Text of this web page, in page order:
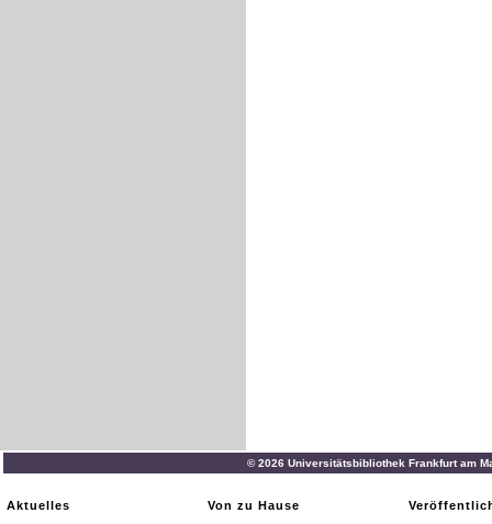
© 2026 Universitätsbibliothek Frankfurt am
Aktuelles
Von zu Hause